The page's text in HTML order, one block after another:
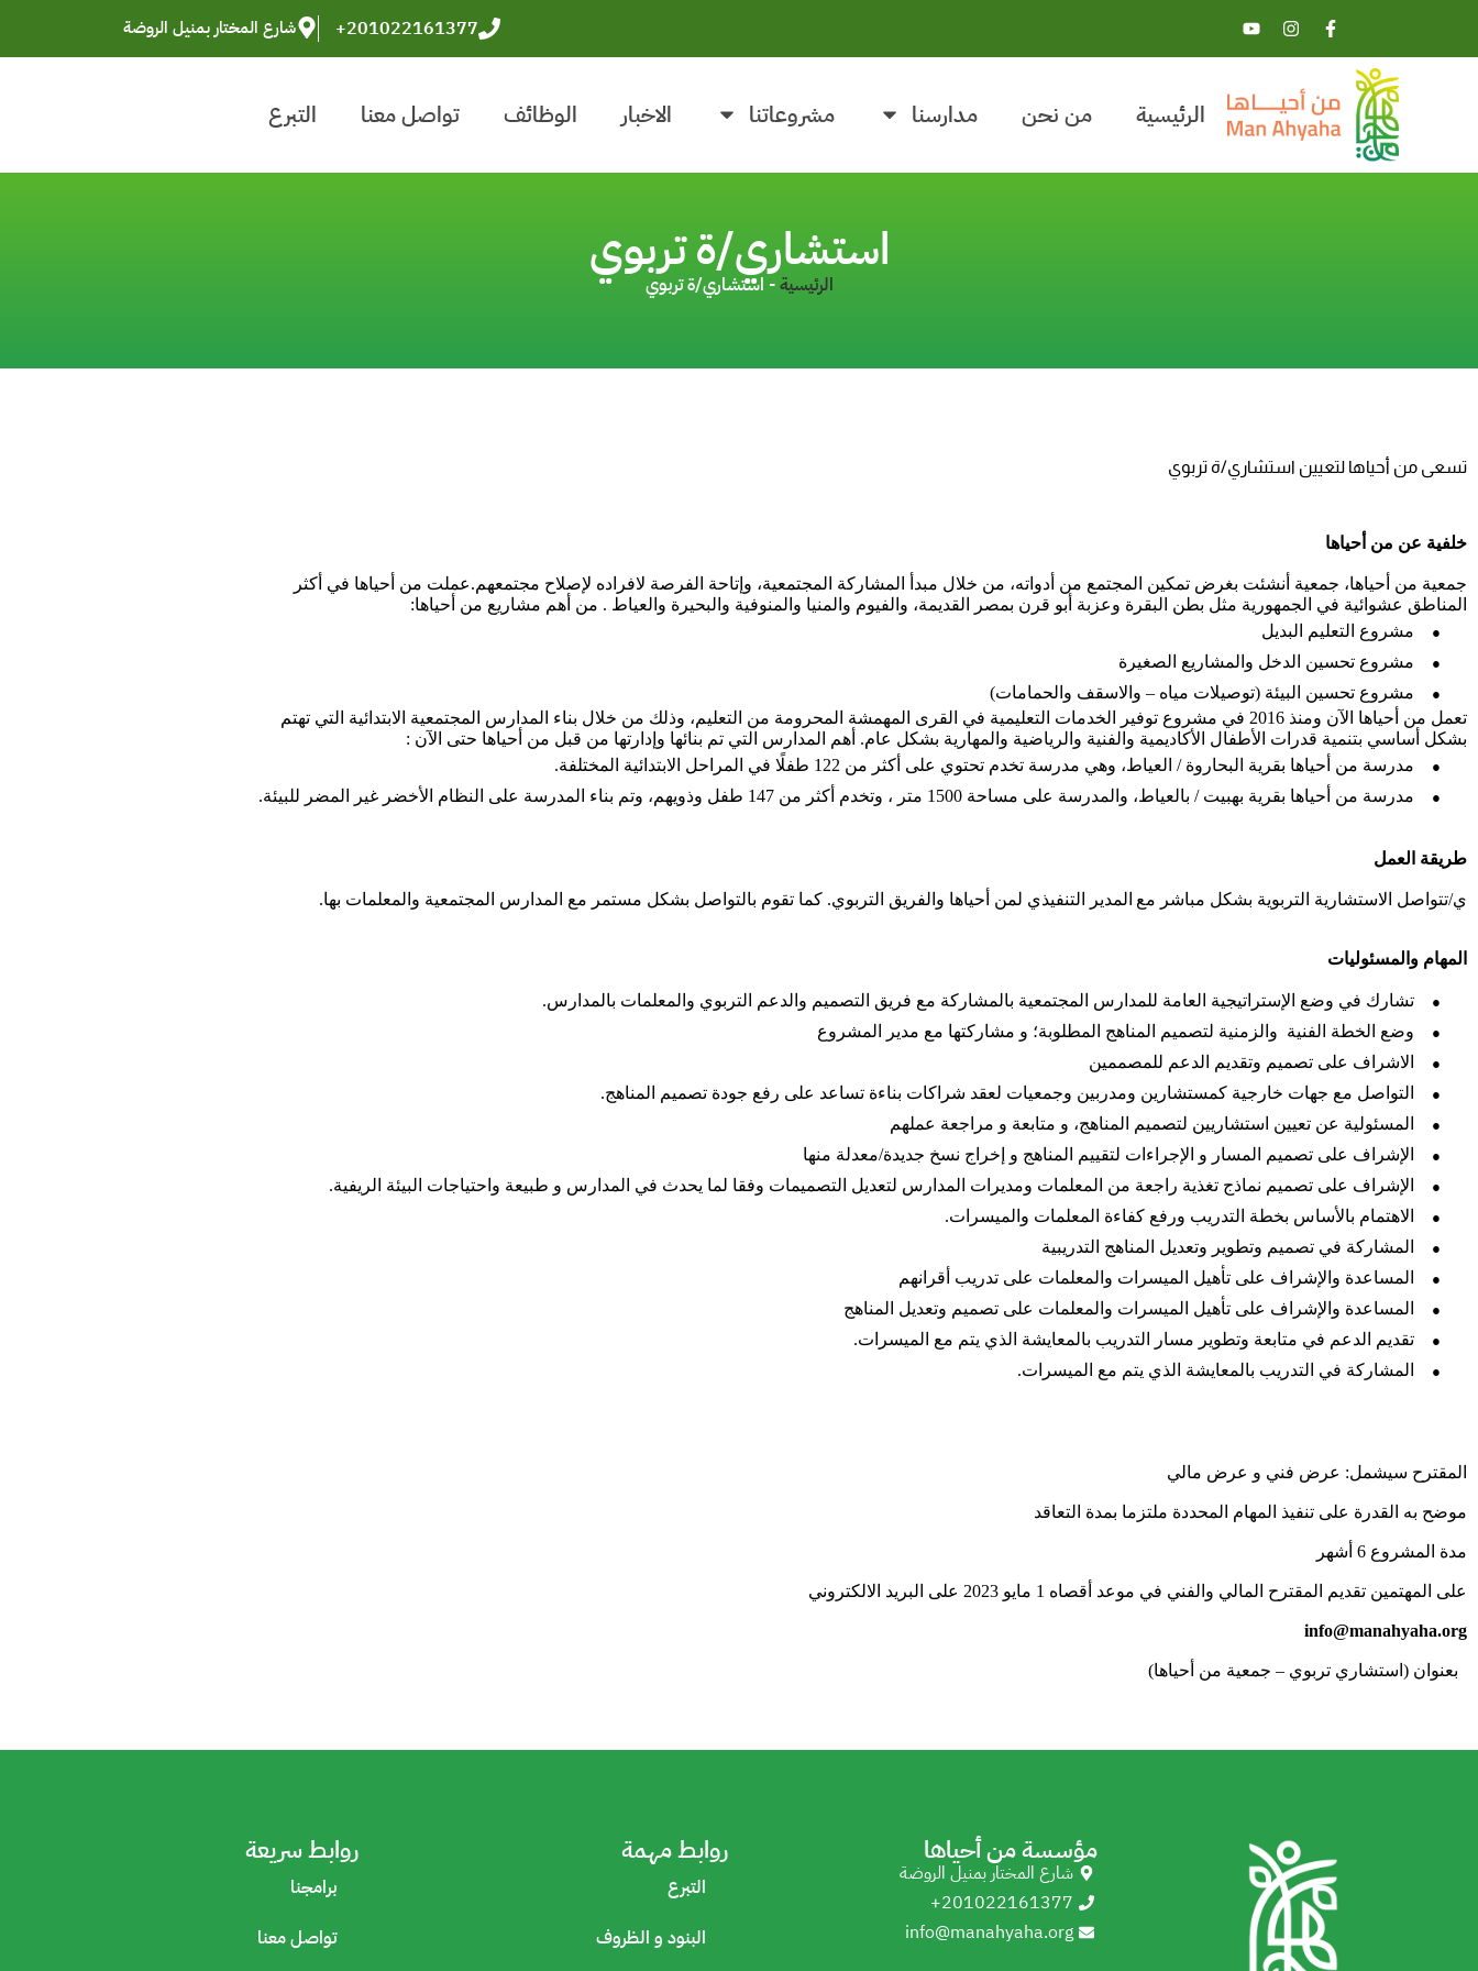
شارع المختار بمنيل الروضة +201022161377
الرئيسية من نحن مدارسنا مشروعاتنا الاخبار الوظائف تواصل معنا التبرع
استشاري/ة تربوي
الرئيسية- استشاري/ة تربوي
تسعى من أحياها لتعيين استشاري/ة تربوي
خلفية عن من أحياها
جمعية من أحياها، جمعية أنشئت بغرض تمكين المجتمع من أدواته، من خلال مبدأ المشاركة المجتمعية، وإتاحة الفرصة لافراده لإصلاح مجتمعهم.عملت من أحياها في أكثر
المناطق عشوائية في الجمهورية مثل بطن البقرة وعزبة أبو قرن بمصر القديمة، والفيوم والمنيا والمنوفية والبحيرة والعياط . من أهم مشاريع من أحياها:
● مشروع التعليم البديل
● مشروع تحسين الدخل والمشاريع الصغيرة
●
مشروع تحسين البيئة (توصيلات مياه – والاسقف والحمامات)
تعمل من أحياها الآن ومنذ 2016 في مشروع توفير الخدمات التعليمية في القرى المهمشة المحرومة من التعليم، وذلك من خلال بناء المدارس المجتمعية الابتدائية التي تهتم
بشكل أساسي بتنمية قدرات الأطفال الأكاديمية والفنية والرياضية والمهارية بشكل عام. أهم المدارس التي تم بنائها وإدارتها من قبل من أحياها حتى الآن :
● مدرسة من أحياها بقرية البحاروة / العياط، وهي مدرسة تخدم تحتوي على أكثر من 122 طفلًا في المراحل الابتدائية المختلفة.
● مدرسة من أحياها بقرية بهبيت / بالعياط، والمدرسة على مساحة 1500 متر ، وتخدم أكثر من 147 طفل وذويهم، وتم بناء المدرسة على النظام الأخضر غير المضر للبيئة.
طريقة العمل
ي/تتواصل الاستشارية التربوية بشكل مباشر مع المدير التنفيذي لمن أحياها والفريق التربوي. كما تقوم بالتواصل بشكل مستمر مع المدارس المجتمعية والمعلمات بها.
المهام والمسئوليات
● تشارك في وضع الإستراتيجية العامة للمدارس المجتمعية بالمشاركة مع فريق التصميم والدعم التربوي والمعلمات بالمدارس.
● وضع الخطة الفنية والزمنية لتصميم المناهج المطلوبة؛ و مشاركتها مع مدير المشروع
● الاشراف على تصميم وتقديم الدعم للمصممين
● التواصل مع جهات خارجية كمستشارين ومدربين وجمعيات لعقد شراكات بناءة تساعد على رفع جودة تصميم المناهج.
● المسئولية عن تعيين استشاريين لتصميم المناهج، و متابعة و مراجعة عملهم
● الإشراف على تصميم المسار و الإجراءات لتقييم المناهج و إخراج نسخ جديدة/معدلة منها
● الإشراف على تصميم نماذج تغذية راجعة من المعلمات ومديرات المدارس لتعديل التصميمات وفقا لما يحدث في المدارس و طبيعة واحتياجات البيئة الريفية.
● الاهتمام بالأساس بخطة التدريب ورفع كفاءة المعلمات والميسرات.
● المشاركة في تصميم وتطوير وتعديل المناهج التدريبية
● المساعدة والإشراف على تأهيل الميسرات والمعلمات على تدريب أقرانهم
● المساعدة والإشراف على تأهيل الميسرات والمعلمات على تصميم وتعديل المناهج
● تقديم الدعم في متابعة وتطوير مسار التدريب بالمعايشة الذي يتم مع الميسرات.
● المشاركة في التدريب بالمعايشة الذي يتم مع الميسرات.
المقترح سیشمل: عرض فني و عرض مالي
موضح به القدرة على تنفيذ المهام المحددة ملتزما بمدة التعاقد
مدة المشروع 6 أشهر
على المهتمين تقديم المقترح المالي والفني في موعد أقصاه 1 مايو 2023 على البريد الالكتروني
info@manahyaha.org
بعنوان (استشاري تربوي – جمعية من أحياها)
مؤسسة من أحياها
شارع المختار بمنيل الروضة
+201022161377
info@manahyaha.org
روابط مهمة
التبرع
البنود و الظروف
روابط سريعة
برامجنا
تواصل معنا